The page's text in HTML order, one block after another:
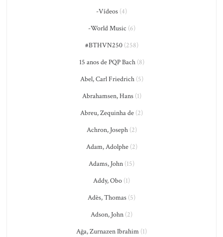
-Vídeos (4)
-World Music (6)
#BTHVN250(258)
15 anos de PQP Bach(8)
Abel, Carl Friedrich(5)
Abrahamsen, Hans(1)
Abreu, Zequinha de (2)
Achron, Joseph(2)
Adam, Adolphe(2)
Adams, John (15)
Addy, Obo (1)
Adès, Thomas (5)
Adson, John (2)
Ağa, Zurnazen Ibrahim (1)